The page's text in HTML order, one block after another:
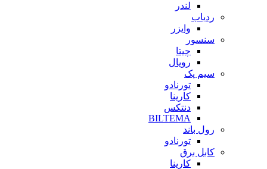
لندر
ردیاب
وایزر
سنسور
چیتا
رویال
سیم پک
تورنادو
کارینا
دنتکس
BILTEMA
رول باند
تورنادو
کابل برق
کارینا